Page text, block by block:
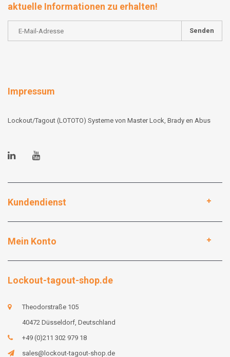
aktuelle Informationen zu erhalten!
Senden
Impressum
Lockout/Tagout (LOTOTO) Systeme von Master Lock, Brady en Abus
Kundendienst
Mein Konto
Lockout-tagout-shop.de
Theodorstraße 105
40472 Düsseldorf, Deutschland
+49 (0)211 302 979 18
sales@lockout-tagout-shop.de